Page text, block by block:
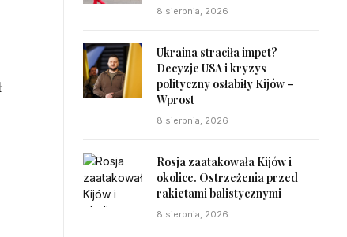
8 sierpnia, 2026
Ukraina straciła impet?
Decyzje USA i kryzys
polityczny osłabiły Kijów –
Wprost
8 sierpnia, 2026
Rosja zaatakowała Kijów i
okolice. Ostrzeżenia przed
rakietami balistycznymi
8 sierpnia, 2026